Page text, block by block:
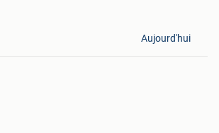
Aujourd'hui